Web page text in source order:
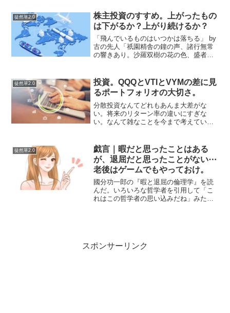
言葉です。正直なところ以前の私は「情
弱向けの金融商品」だと少...
徒然草2.0
株主投資のすすめ。上がったもの
は下がるか？上がり続けるか？
「飛んでいるものはいつかは落ちる」 by
古の先人「祇園精舎の鐘の声、諸行無常
の響きあり。沙羅双樹の花の色、盛者必
者も遂にはほろびぬ、ひとへに風の前の
塵に同じ。」by ...
徒然草2.0
投資。QQQとVTIとVYMの差に見
るポートフォリオの大切さ。
分散投資なんてどれもあんま大差がな
い。将来のリターン率の違いにすぎな
い。なんて雑なことを今まで考えていま
も重要なのは明らかです。結果も途中経
過もそうですが未来の価格は保...
徒然草2.0
戯言｜暇だと思ったことはある
が、退屈だと思ったことがない⋯
老後はゲームでもやっておけ。
國分功一郎の『暇と退屈の倫理学』を読
んだ。いろいろな哲学者を引用して「こ
れはこの哲学者の思い込みだね」みたい
スポンサーリンク